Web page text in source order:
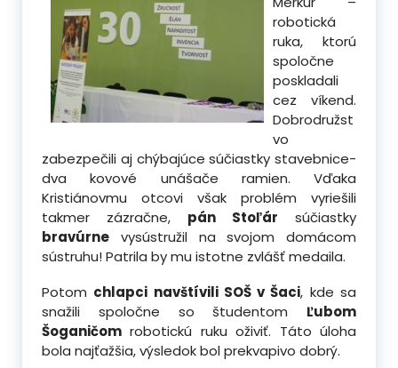
robotická
ruka, ktorú
spoločne
poskladali
cez víkend.
Dobrodružst
vo
zabezpečili aj chýbajúce súčiastky stavebnice-
dva kovové unášače ramien. Vďaka
Kristiánovmu otcovi však problém vyriešili
takmer zázračne, pán Stoľár súčiastky
bravúrne vysústružil na svojom domácom
sústruhu! Patrila by mu istotne zvlášť medaila.
Potom chlapci navštívili SOŠ v Šaci, kde sa
snažili spoločne so študentom Ľubom
Šoganičom robotickú ruku oživiť. Táto úloha
bola najťažšia, výsledok bol prekvapivo dobrý.